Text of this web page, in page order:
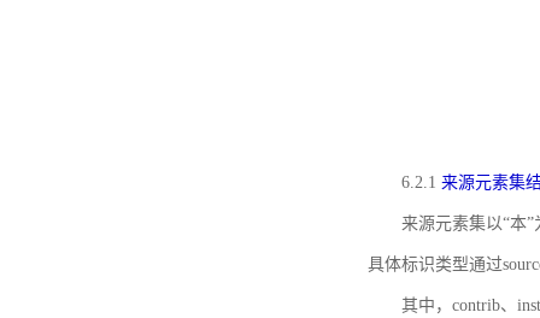
6.2.1 来源元素集
来源元素集以“本
具体标识类型通过
其中，contrib、